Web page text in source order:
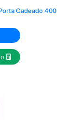
Cadeado 400